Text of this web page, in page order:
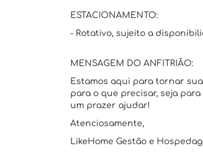
ESTACIONAMENTO:
- Rotativo, sujeito a
MENSAGEM DO ANFITRIÃO:
Estamos aqui para tornar
para o que precisar, seja
um prazer ajudar!
Atenciosamente,
LikeHome Gestão e